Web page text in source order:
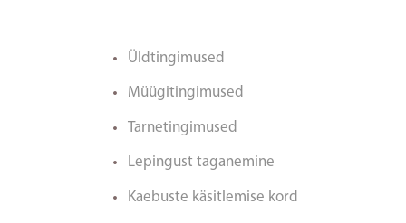
Üldtingimused
Müügitingimused
Tarnetingimused
Lepingust taganemine
Kaebuste käsitlemise kord